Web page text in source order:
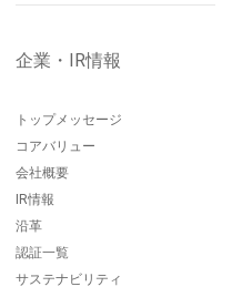
企業・IR情報
トップメッセージ
コアバリュー
会社概要
IR情報
沿革
認証一覧
サステナビリティ